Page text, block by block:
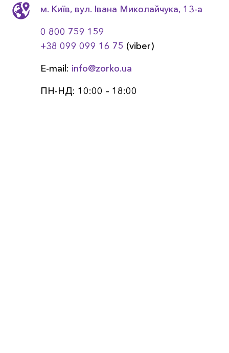
м. Київ, вул. Івана Миколайчука, 13-a
0 800 759 159
+38 099 099 16 75 (viber)
E-mail: info@zorko.ua
ПН-НД: 10:00 – 18:00